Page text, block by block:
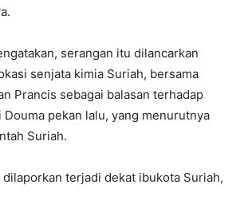
serangan itu dilancarkan
senjata kimia Suriah, bersama
Prancis sebagai balasan terhadap
Douma pekan lalu, yang menurutnya
Suriah.
dilaporkan terjadi dekat ibukota Suriah,